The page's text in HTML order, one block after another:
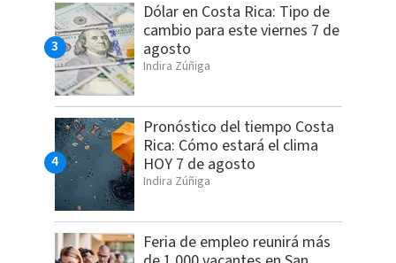
Dólar en Costa Rica: Tipo de
cambio para este viernes 7 de
agosto
Indira Zúñiga
Pronóstico del tiempo Costa
Rica: Cómo estará el clima
HOY 7 de agosto
Indira Zúñiga
Feria de empleo reunirá más